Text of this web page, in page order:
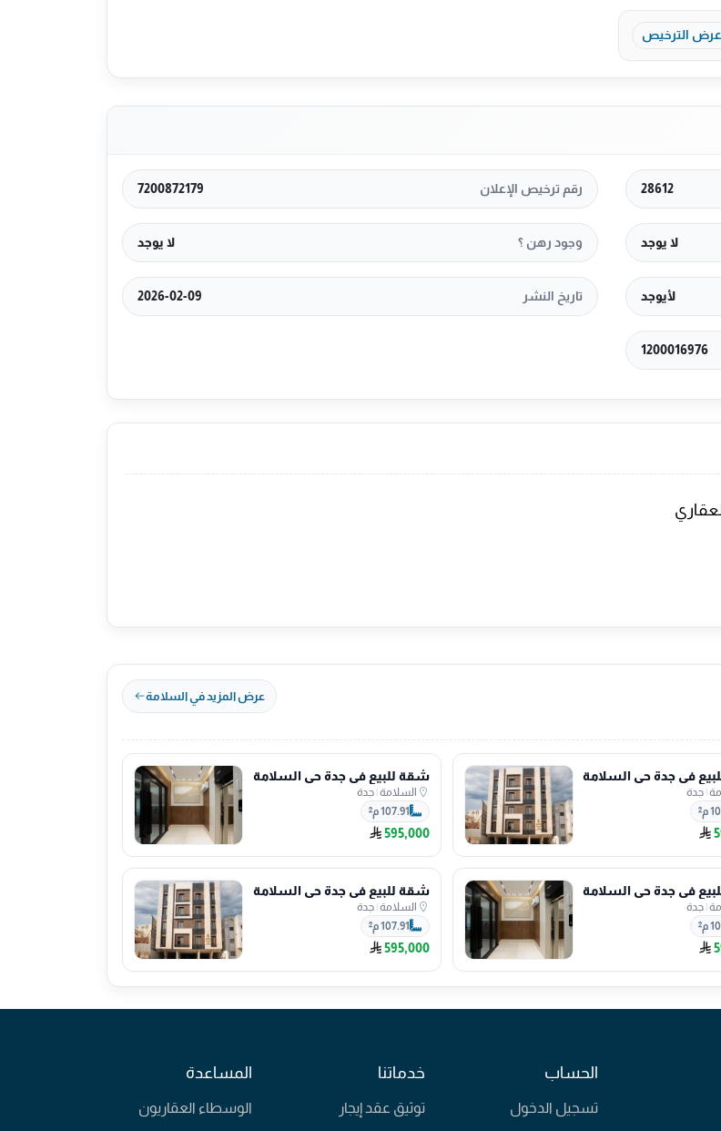
الترخيص
28612 رقم ترخيص الإعلان 7200872179
لا يوجد وجود رهن ؟ لا يوجد
لأيوجد تاريخ النشر 2026-02-09
1200016976
عرض المزيد في السلامة
في جدة حي السلامة
| جدة
م²
شقة للبيع في جدة حي السلامة
السلامة| جدة
107.91 م²
595,000
في جدة حي السلامة
| جدة
م²
شقة للبيع في جدة حي السلامة
السلامة| جدة
107.91 م²
595,000
الحساب
تسجيل الدخول
خدماتنا
توثيق عقد إيجار
المساعدة
الوسطاء العقاريون